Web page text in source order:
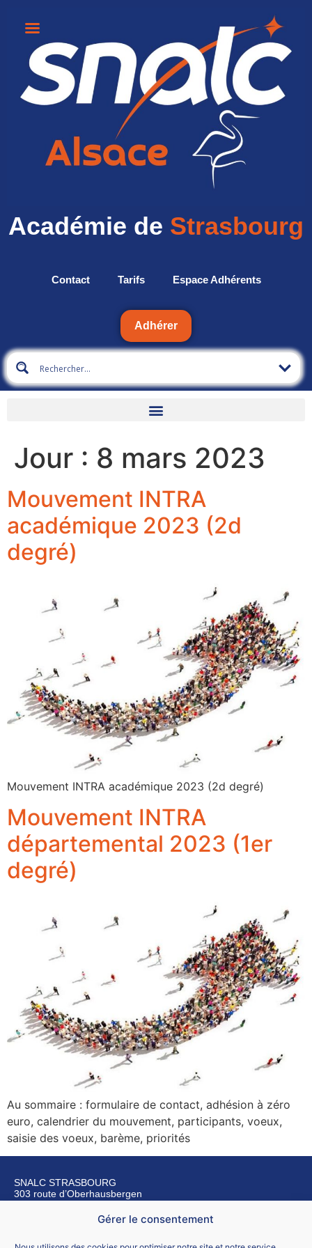
Gérer le consentement
Académie de Strasbourg
Contact Tarifs Espace Adhérents
Adhérer
Jour : 8 mars 2023
Mouvement INTRA
académique 2023 (2d
degré)
Mouvement INTRA académique 2023 (2d degré)
Mouvement INTRA
départemental 2023 (1er
degré)
Au sommaire : formulaire de contact, adhésion à zéro
euro, calendrier du mouvement, participants, voeux,
saisie des voeux, barème, priorités
SNALC STRASBOURG
303 route d’Oberhausbergen